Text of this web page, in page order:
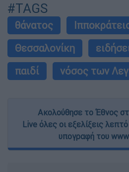
#TAGS
θάνατος
Θεσσαλονίκη
παιδί
νόσος των
Ακολούθησε το Έθνος
Live όλες οι εξελίξεις
υπογραφή του